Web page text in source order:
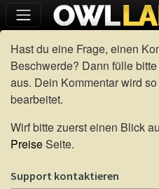
Hast du eine Frage, einen
Beschwerde? Dann fülle
aus. Dein Kommentar wird
bearbeitet.
Wirf bitte zuerst einen Blick
PreiseSeite.